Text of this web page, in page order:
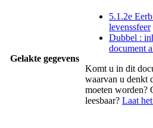
Gelakte gegevens
5.1.2e
levenssfeer
Dubbel :
document
Komt u in dit
waarvan u denkt
moeten worden?
leesbaar? Laat